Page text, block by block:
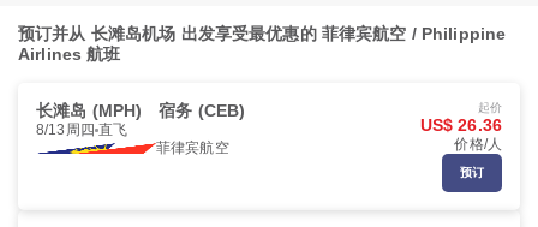
预订并从 长滩岛机场 出发享受最优惠的 菲律宾航空 / Philippine
Airlines 航班
长滩岛 (MPH) 宿务 (CEB)
8/13周四 直飞
菲律宾航空
起价
US$ 26.36
价格/人
预订